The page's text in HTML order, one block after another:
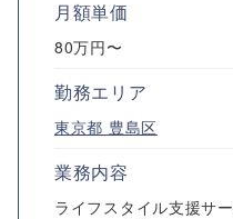
月額単価
80万円〜
勤務エリア
東京都 豊島区
業務内容
ライフスタイル支援サ